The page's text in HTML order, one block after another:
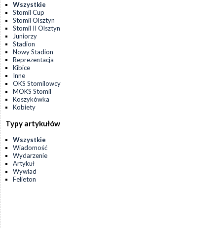
Wszystkie
Stomil Cup
Stomil Olsztyn
Stomil II Olsztyn
Juniorzy
Stadion
Nowy Stadion
Reprezentacja
Kibice
Inne
OKS Stomilowcy
MOKS Stomil
Koszykówka
Kobiety
Typy artykułów
Wszystkie
Wiadomość
Wydarzenie
Artykuł
Wywiad
Felieton